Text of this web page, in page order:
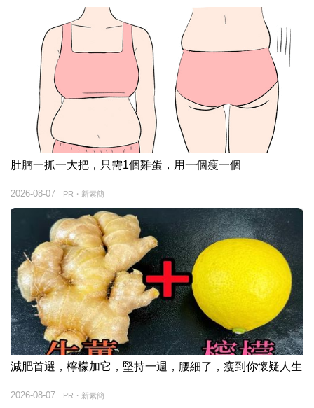
肚腩一抓一大把，只需1個雞蛋，用一個瘦一個
PR・新素簡
2026-08-07
減肥首選，檸檬加它，堅持一週，腰細了，瘦到你懷疑人生
PR・新素簡
2026-08-07